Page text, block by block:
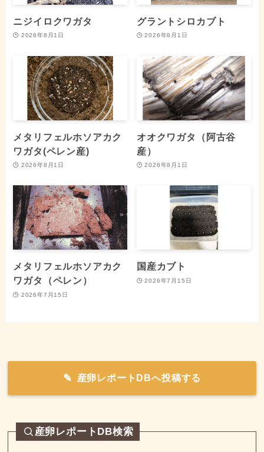
ニジイロクワガタ
2026年8月1日
グラントシロカブト
2026年8月1日
メタリフェルホソアカク
ワガタ(ペレン産)
2026年8月1日
オオクワガタ（阿古谷
産）
2026年8月1日
メタリフェルホソアカク
ワガタ（ペレン）
2026年7月15日
国産カブト
2026年7月15日
産卵レポートDBへ投稿する
産卵レポートDB検索